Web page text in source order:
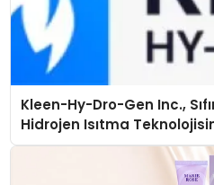
Kleen-Hy-Dro-Gen Inc.,
Hidrojen Isıtma
Düzenleyici Onaylarını Aldı